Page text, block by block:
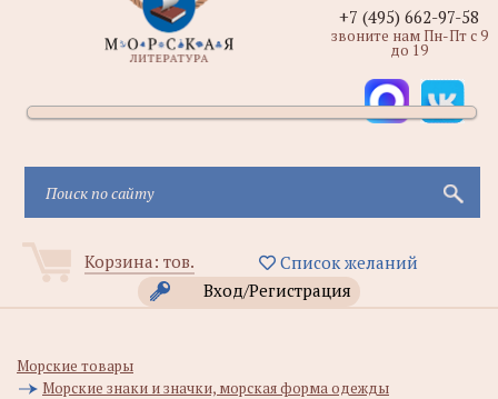
Корзина: тов.
Список желаний
Вход/Регистрация
+7 (495) 662-97-58
звоните нам Пн-Пт с 9
до 19
Морские товары
Морские знаки и значки, морская форма одежды